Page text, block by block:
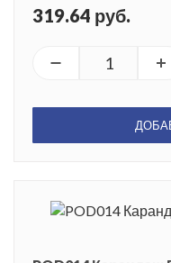
319.64 руб.